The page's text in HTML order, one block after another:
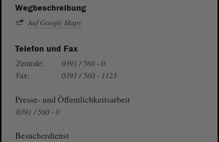
Wegbeschreibung
Auf Google Maps
Telefon und Fax
Zentrale:
0391 / 560 - 0
Fax:
0391 / 560 - 1123
Presse- und Öffentlichkeitsarbeit
0391 / 560 - 0
Besucherdienst